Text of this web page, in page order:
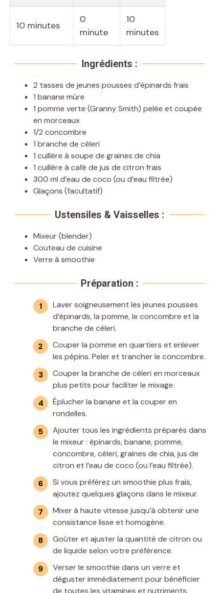
10 minutes
0
minute
10
minutes
Ingrédients :
2 tasses de jeunes pousses d’épinards frais
1 banane mûre
1 pomme verte (Granny Smith) pelée et coupée
en morceaux
1/2 concombre
1 branche de céleri
1 cuillère à soupe de graines de chia
1 cuillère à café de jus de citron frais
300 ml d’eau de coco (ou d’eau filtrée)
Glaçons (facultatif)
Ustensiles & Vaisselles :
Mixeur (blender)
Couteau de cuisine
Verre à smoothie
Préparation :
Laver soigneusement les jeunes pousses
d’épinards, la pomme, le concombre et la
branche de céleri.
Couper la pomme en quartiers et enlever
les pépins. Peler et trancher le concombre.
Couper la branche de céleri en morceaux
plus petits pour faciliter le mixage.
Éplucher la banane et la couper en
rondelles.
Ajouter tous les ingrédients préparés dans
le mixeur : épinards, banane, pomme,
concombre, céleri, graines de chia, jus de
citron et l’eau de coco (ou l’eau filtrée).
Si vous préférez un smoothie plus frais,
ajoutez quelques glaçons dans le mixeur.
Mixer à haute vitesse jusqu’à obtenir une
consistance lisse et homogène.
Goûter et ajuster la quantité de citron ou
de liquide selon votre préférence.
Verser le smoothie dans un verre et
déguster immédiatement pour bénéficier
de toutes les vitamines et nutriments.